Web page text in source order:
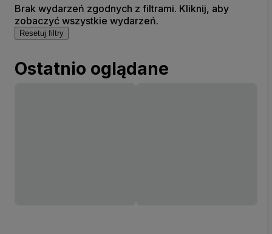
Brak wydarzeń zgodnych z filtrami. Kliknij, aby
zobaczyć wszystkie wydarzeń.
Resetuj filtry
Ostatnio oglądane